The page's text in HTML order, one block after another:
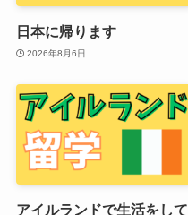
日本に帰ります
2026年8月6日
アイルランドで生活をして